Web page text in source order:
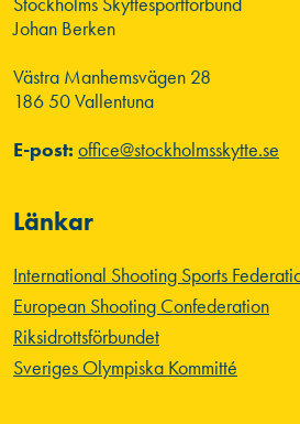
Johan Berken
Västra Manhemsvägen 28
186 50 Vallentuna
E-post: office@stockholmsskytte.se
Länkar
International Shooting Sports
European Shooting Confederation
Riksidrottsförbundet
Sveriges Olympiska Kommitté